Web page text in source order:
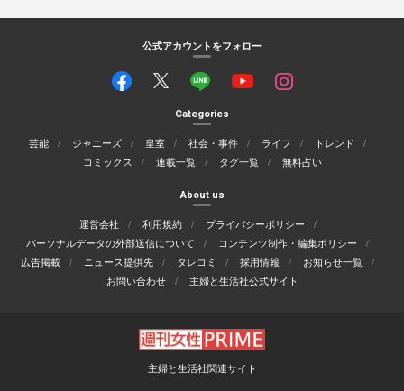
公式アカウントをフォロー
Categories
芸能 ジャニーズ 皇室 社会・事件 ライフ
トレンド
コミックス
連載一覧 タグ一覧 無料占い
About us
運営会社 利用規約
プライバシーポリシー
パーソナルデータの外部送信について
コンテンツ制作・編集ポリシー
広告掲載
ニュース提供先 タレコミ 採用情報
お知らせ一覧
お問い合わせ
主婦と生活社公式サイト
主婦と生活社関連サイト